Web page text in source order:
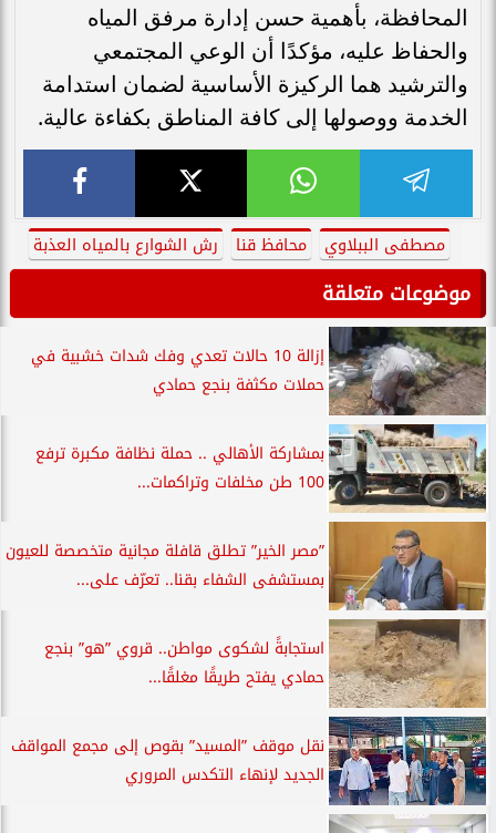
المحافظة، بأهمية حسن إدارة مرفق المياه
والحفاظ عليه، مؤكدًا أن الوعي المجتمعي
والترشيد هما الركيزة الأساسية لضمان استدامة
الخدمة ووصولها إلى كافة المناطق بكفاءة عالية.
مصطفى الببلاوي محافظ قنا رش الشوارع بالمياه العذبة
موضوعات متعلقة
إزالة 10 حالات تعدي وفك شدات خشبية في
حملات مكثفة بنجع حمادي
بمشاركة الأهالي .. حملة نظافة مكبرة ترفع
100 طن مخلفات وتراكمات...
”مصر الخير” تطلق قافلة مجانية متخصصة للعيون
بمستشفى الشفاء بقنا.. تعرّف على...
استجابةً لشكوى مواطن.. قروي ”هو” بنجع
حمادي يفتح طريقًا مغلقًا...
نقل موقف ”المسيد” بقوص إلى مجمع المواقف
الجديد لإنهاء التكدس المروري